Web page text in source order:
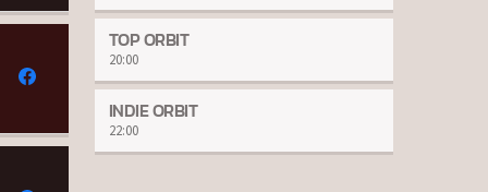
TOP ORBIT
20:00
INDIE ORBIT
22:00